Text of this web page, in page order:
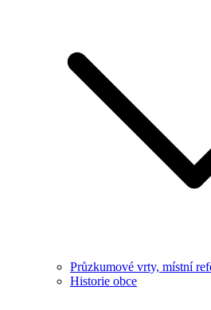
Průzkumové vrty, místní
Historie obce